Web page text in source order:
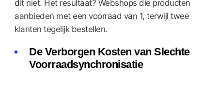
dit niet. Het resultaat? Webshops die producten
aanbieden met een voorraad van 1, terwijl twee
klanten tegelijk bestellen.
De Verborgen Kosten van Slechte
Voorraadsynchronisatie